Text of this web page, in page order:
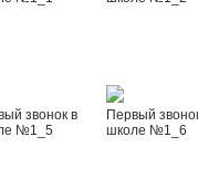
звонок в
№1_5
Первый
школе №1_6